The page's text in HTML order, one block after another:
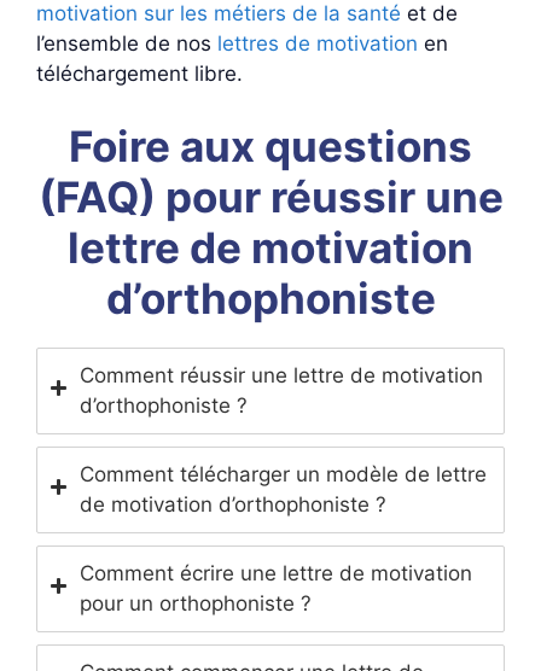
motivation sur les métiers de la santé et de
l’ensemble de nos lettres de motivation en
téléchargement libre.
Foire aux questions
(FAQ) pour réussir une
lettre de motivation
d’orthophoniste
Comment réussir une lettre de motivation
d’orthophoniste ?
Comment télécharger un modèle de lettre
de motivation d’orthophoniste ?
Comment écrire une lettre de motivation
pour un orthophoniste ?